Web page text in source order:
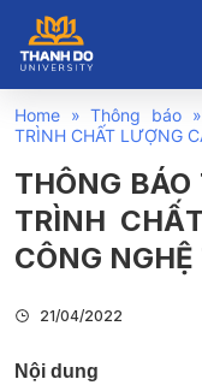
Home »Thông báo
TRÌNH CHẤT LƯỢNG
THÔNG
TRÌNH
CÔNG
21/04/2022
Nội dung